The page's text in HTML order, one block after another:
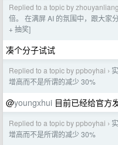
Replied to a topic by zhouyanliang
倍。 在满屏 AI 的氛围中，跟大家
+ 抽奖]
凑个分子试试
Replied to a topic by ppboyhai ›
增高而不是所谓的减少 30%
@youngxhui 目前已经给官方
Replied to a topic by ppboyhai ›
增高而不是所谓的减少 30%